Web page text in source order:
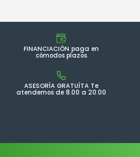
FINANCIACIÓN paga en
cómodos plazos
ASESORÍA GRATUÍTA Te
atendemos de 8.00 a 20.00